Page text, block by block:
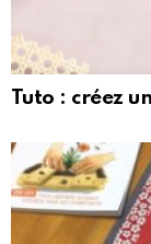
Tuto : créez